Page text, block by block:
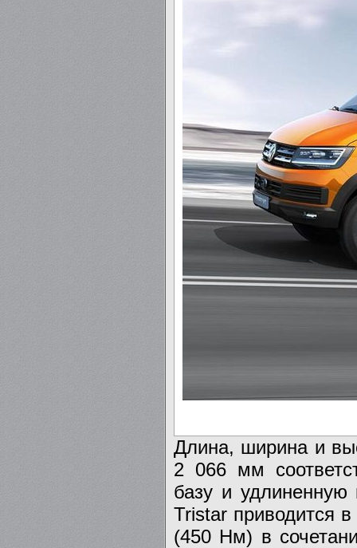
Длина, ширина и
2 066 мм
базу и
Tristar приводится
(450 Нм) в